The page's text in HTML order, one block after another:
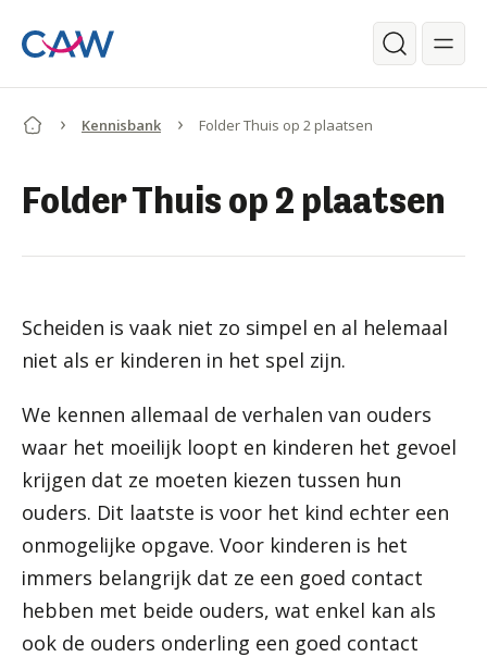
Zoeken
Kennisbank Folder Thuis op 2 plaatsen
Folder Thuis op 2 plaatsen
Scheiden is vaak niet zo simpel en al helemaal
niet als er kinderen in het spel zijn.
We kennen allemaal de verhalen van ouders
waar het moeilijk loopt en kinderen het gevoel
krijgen dat ze moeten kiezen tussen hun
ouders. Dit laatste is voor het kind echter een
onmogelijke opgave. Voor kinderen is het
immers belangrijk dat ze een goed contact
hebben met beide ouders, wat enkel kan als
ook de ouders onderling een goed contact